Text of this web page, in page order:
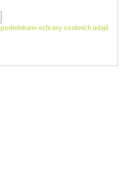
podmínkami ochrany osobních údajů